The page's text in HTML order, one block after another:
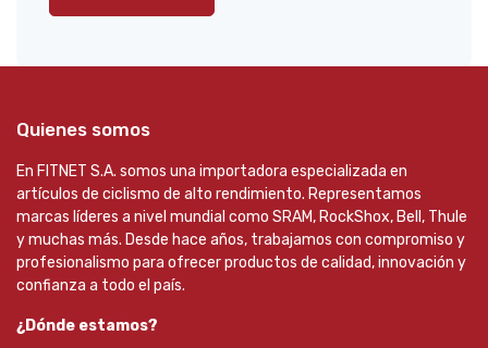
Quienes somos
En FITNET S.A. somos una importadora especializada en
artículos de ciclismo de alto rendimiento. Representamos
marcas líderes a nivel mundial como SRAM, RockShox, Bell, Thule
y muchas más. Desde hace años, trabajamos con compromiso y
profesionalismo para ofrecer productos de calidad, innovación y
confianza a todo el país.
¿Dónde estamos?